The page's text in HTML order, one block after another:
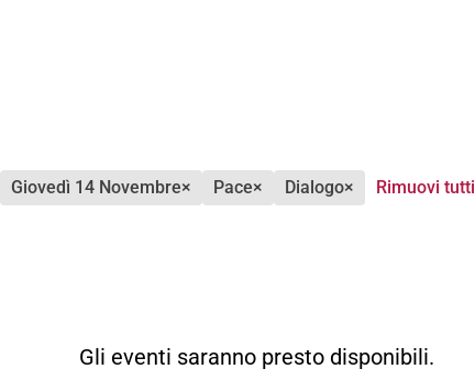
giovedì 14 Novembre× pace× dialogo× Rimuovi tutti
Gli eventi saranno presto disponibili.